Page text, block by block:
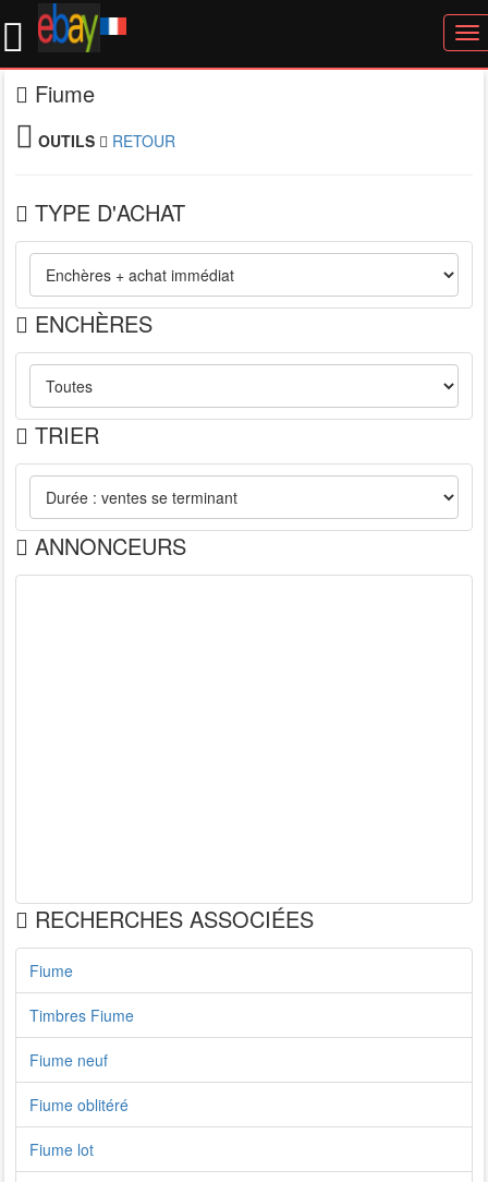
Fiume
OUTILS RETOUR
TYPE D'ACHAT
ENCHÈRES
TRIER
ANNONCEURS
RECHERCHES ASSOCIÉES
Fiume
Timbres Fiume
Fiume neuf
Fiume oblitéré
Fiume lot